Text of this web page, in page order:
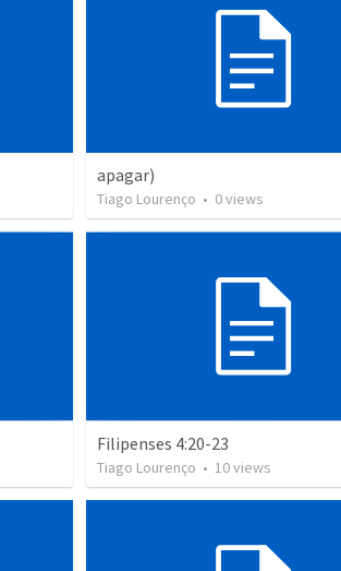
apagar)
Tiago Lourenço • 0views
Filipenses 4:20-23
Tiago Lourenço • 10views